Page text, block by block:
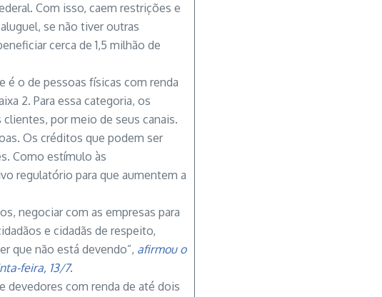
Com isso, caem restrições e
se não tiver outras
cerca de 1,5 milhão de
é o de pessoas físicas com renda
2. Para essa categoria, os
por meio de seus canais.
Os créditos que podem ser
Como estímulo às
regulatório para que aumentem a
negociar com as empresas para
e cidadãs de respeito,
que não está devendo”, afirmou o
feira, 13/7.
devedores com renda de até dois